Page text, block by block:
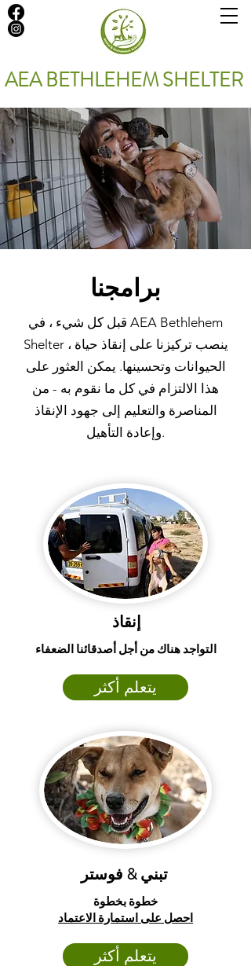
AEA BETHLEHEM SHELTER
برامجنا
قبل كل شيء ، في AEA Bethlehem
Shelter ، ينصب تركيزنا على إنقاذ حياة
الحيوانات وتحسينها. يمكن العثور على
هذا الالتزام في كل ما نقوم به - من
المناصرة والتعليم إلى جهود الإنقاذ
وإعادة التأهيل.
إنقاذ
التواجد هناك من أجل أصدقائنا الضعفاء
يتعلم أكثر
تبني & فوستر
خطوة بخطوة
احصل على استمارة الاعتماد
يتعلم أكثر